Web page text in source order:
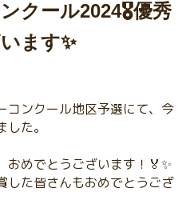
クール2024🎖️優秀
ます✨
コンクール地区予選にて、今
た。
めでとうございます！🏅✨
した皆さんもおめでとうござ